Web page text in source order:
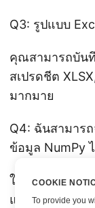
Q3: รูปแบบ
คุณสามารถบัน
สเปรดชีต
มากมาย
Q4: ฉันสามาร
ข้อมูล NumPy
ใช่. คุณสามารถ
และแม้แต่สร้า
COOKIE
To provide you